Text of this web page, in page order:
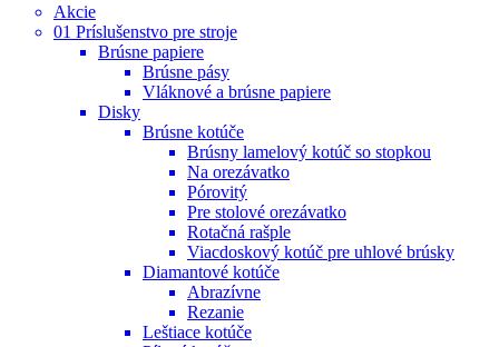
Akcie
01 Príslušenstvo pre stroje
Brúsne papiere
Brúsne pásy
Vláknové a brúsne papiere
Disky
Brúsne kotúče
Brúsny lamelový kotúč so stopkou
Na orezávatko
Pórovitý
Pre stolové orezávatko
Rotačná rašple
Viacdoskový kotúč pre uhlové brúsky
Diamantové kotúče
Abrazívne
Rezanie
Leštiace kotúče